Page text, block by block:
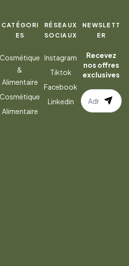
CATÉGORI
ES
Cosmétique
&
Alimentaire
Cosmétique
Alimentaire
RÉSEAUX
SOCIAUX
Instagram
Tiktok
Facebook
Linkedin
NEWSLETT
ER
Recevez
nos offres
exclusives
S’abonner
à